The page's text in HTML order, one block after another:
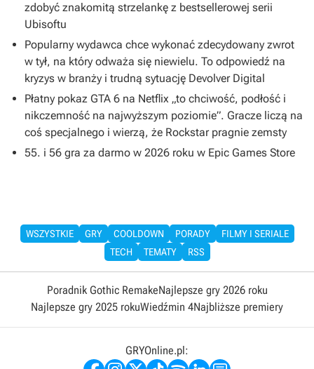
zdobyć znakomitą strzelankę z bestsellerowej serii
Ubisoftu
Popularny wydawca chce wykonać zdecydowany zwrot
w tył, na który odważa się niewielu. To odpowiedź na
kryzys w branży i trudną sytuację Devolver Digital
Płatny pokaz GTA 6 na Netflix „to chciwość, podłość i
nikczemność na najwyższym poziomie”. Gracze liczą na
coś specjalnego i wierzą, że Rockstar pragnie zemsty
55. i 56 gra za darmo w 2026 roku w Epic Games Store
WSZYSTKIE GRY COOLDOWN PORADY
FILMY I SERIALE
TECH
TEMATY RSS
Poradnik Gothic RemakeNajlepsze gry 2026 roku
Najlepsze gry 2025 rokuWiedźmin 4Najbliższe premiery
GRYOnline.pl: